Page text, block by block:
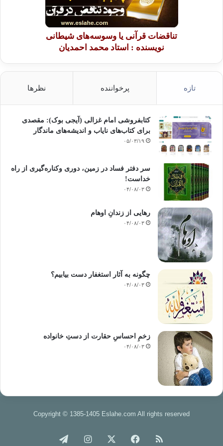
. محاکم شرعی که نماینده ی نظم و روند قانونی بودند که تربیت فرد در جامعه
ی آنها انجام می پذیرفت ، غیر قانونی اعلام شدند . وزارتی برای نظارت و
اوقاف تشکیل شد ، و عالمان دینی یکی از منابع استقلال مالی خود را از دست
دادند و
می کرد
در سطح نهاد های واسط میان دولت و مردم ،
احزاب تقریباً هر گونه نقش قابل ذکری را در تربیت سیاسی از دست داده اند و
در برخی
از کشور های اسلامی به طور کلی از صحنه ی حیات اجتماعی حذف شده اند ، در
همین حال
نظام تک حزبی عملاً در برخی دولت ها برقرار شده است . نیروهای سیاسی
مخالف به
ایفای نقش سطحی و محدود اکتفا کرده اند و این همان چیزی است که بحران
مشارکت
خوانده می شود و همچنین در آن می توان بحران تربیت را در سطح نهادهای
اجتماعی و
سیاسی مشاهده کرد . نظام های حاکم با به کارگیری وسایل ارتباط جمعی برای
جهت دادن
به افکار عمومی و آگاهی های فردی به این بحران دامن زده اند . زیرا آنها
سیستم
تبلیغاتی و رسانه های جمعی را در جهت منحرف ساختن توجه مردم از قضایای
سرنوشت ساز
و توجیه سیاسیت های حکومت و دفاع از آن به کار می گیرند . رسانه ها در این
نظام ها
مسائل
معینی مورد استفاده قرار می گیرند و نقش سوپاپ اطمینان را بازی می کنند .
در کشورهای اسلامی تربیت سیاسی در سطوح
مختلف آن فاقد بعد فرهنگی است . همان بعدی که هدف آن آماده سازی انسان
و شکل دادن
تناقضات قرآنی یا وسوسه‌های شیطانی
نویسنده : استاد محمد احمدیان
تازه پرخواننده نظرها
کتابفروشی امام غزالی (آیجی بوک): مقصدی
برای کتاب‌های نایاب و اندیشه‌های ماندگار
۰۵/۰۳/۱۹
سر دفتر فساد در زمین‌، دوری وکناره‌گیری از راه
خداست‌!
۰۴/۰۸/۰۳
رهایی از زندانِ اوهام
۰۴/۰۸/۰۳
چگونه به آثار استغفار دست بیابیم؟
۰۴/۰۸/۰۳
زخمِ احساسِ حقارت از دستِ خانواده
۰۴/۰۸/۰۳
Copyright © 1385-1405 Eslahe.com All rights reserved
خوراک فیس اینستاگرام